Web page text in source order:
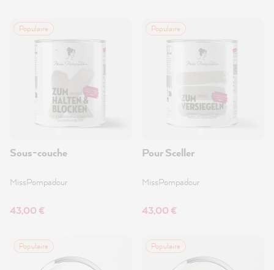
Populaire
Sous-couche
MissPompadour
43,00 €
Populaire
Pour Sceller
MissPompadour
43,00 €
Populaire Populaire